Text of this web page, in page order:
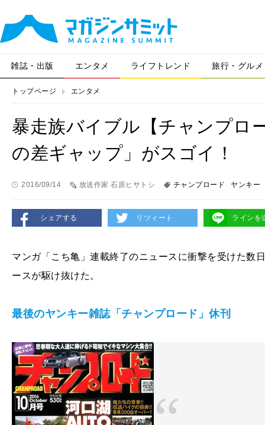
雑誌・出版 エンタメ ライフトレンド 旅行・グルメ
トップページ エンタメ
暴走族バイブル【チャンプロ
の差ギャップ」がスゴイ！
2016/09/14 放送作家 石原ヒサトシ チャンプロード ヤンキー
シェアする リツィート ラインを
マンガ「こち亀」連載終了のニュースに衝撃を受けた数
ースが駆け抜けた。
最後のヤンキー雑誌「チャンプロード」休刊